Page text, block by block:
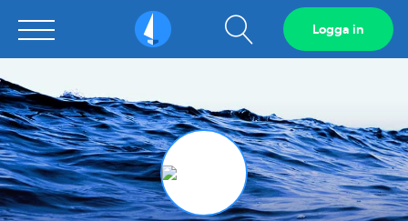
Sailarena Visa
sökfält
Logga in